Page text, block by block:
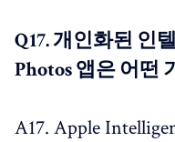
Q17. 개인화된 인
Photos 앱은 어떤
A17. Apple